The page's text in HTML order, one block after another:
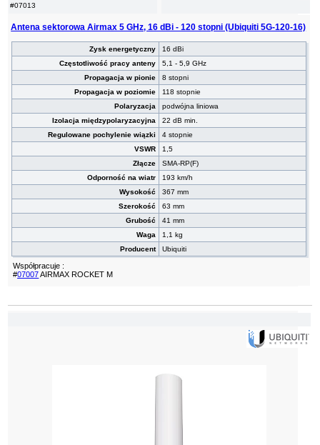
#07013
Antena sektorowa Airmax 5 GHz, 16 dBi - 120 stopni (Ubiquiti 5G-120-16)
Zysk energetyczny
16 dBi
Częstotliwość pracy anteny
5,1 - 5,9 GHz
Propagacja w pionie
8 stopni
Propagacja w poziomie
118 stopnie
Polaryzacja
podwójna liniowa
Izolacja międzypolaryzacyjna
22 dB min.
Regulowane pochylenie wiązki
4 stopnie
VSWR
1,5
Złącze
SMA-RP(F)
Odporność na wiatr
193 km/h
Wysokość
367 mm
Szerokość
63 mm
Grubość
41 mm
Waga
1,1 kg
Producent
Ubiquiti
Współpracuje :
#07007AIRMAX ROCKET M